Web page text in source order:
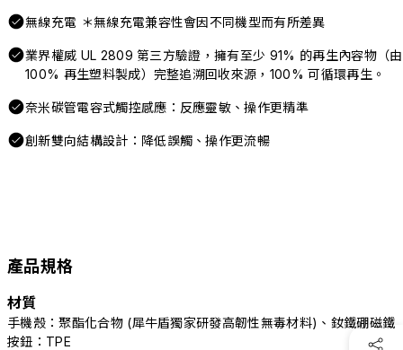
無線充電 ＊無線充電兼容性會因不同機型而有所差異
業界權威 UL 2809 第三方驗證，擁有至少 91% 的再生內容物（由
100% 再生塑料製成）完整追溯回收來源，100% 可循環再生。
奈米碳管電容式觸控感應：反應靈敏、操作更精準
創新雙向結構設計：降低誤觸、操作更流暢
產品規格
材質
手機殼：聚酯化合物 (犀牛盾獨家研發高韌性無毒材料)、釹鐵硼磁鐵
按鈕：TPE